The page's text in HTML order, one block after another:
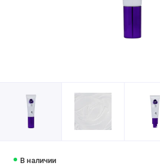
В наличии